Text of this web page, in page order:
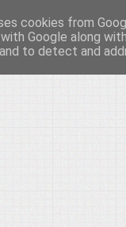
εδώ για να
cookies from
Google along
to detect and